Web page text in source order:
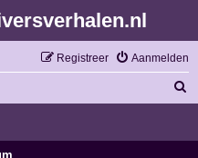
Aanmelden
Registreer